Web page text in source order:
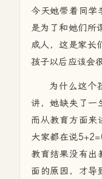
今天她带着同学
是为了和她们所
成人，这是家长
孩子以后应该会
为什么这个
讲，她缺失了一
而从教育方面来
大家都在说
教育结果没有出
面的原因，才导